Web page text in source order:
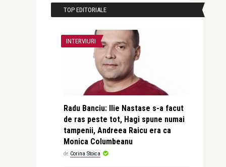
TOP EDITORIALE
INTERVIURI
Radu Banciu: Ilie Nastase s-a facut
de ras peste tot, Hagi spune numai
tampenii, Andreea Raicu era ca
Monica Columbeanu
de Corina Stoica